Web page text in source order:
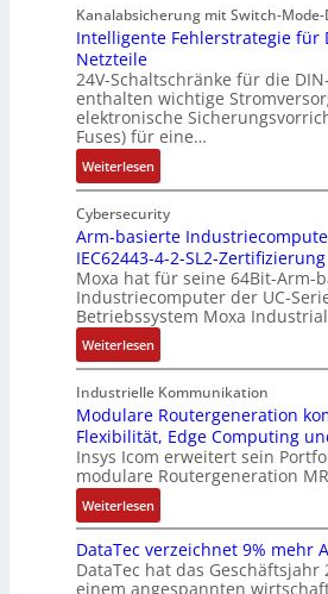
i
s
c
h
e
G
e
h
ä
u
s
e
d
e
h
n
u
n
g
e
n
u
i
e
r
e
n
A
u
f
w
a
n
d
,
K
o
t
e
n
u
n
d
S
u
v
r
ä
n
i
t
ä
t
b
e
g
i
n
n
t
a
n
d
e
r
M
a
s
c
e
k
r
d
b
e
t
e
i
l
i
g
u
n
g
b
e
m
2
0
2
6
E
u
Kanalabsicherung mit Switch-Mode-
Intelligente Fehlerstrategie für
Netzteile
24V-Schaltschränke für die
enthalten wichtige
elektronische
Fuses) für eine…
Weiterlesen:
I
n
t
e
l
l
i
g
e
n
e
F
e
h
l
e
r
Cybersecurity
Arm-basierte
IEC62443-4-2-SL2-Zertifizierung
Moxa hat für seine 64Bit-Arm-
Industriecomputer der UC-
Betriebssystem Moxa
Weiterlesen:
A
r
m
-
b
a
s
i
e
r
Industrielle Kommunikation
Modulare Routergeneration
Flexibilität, Edge Computing
Insys Icom erweitert sein
modulare Routergeneration
Weiterlesen:
M
o
d
DataTec verzeichnet 9% mehr
DataTec hat das Geschäftsjahr
einem angespannten